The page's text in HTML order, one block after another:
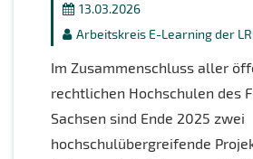
13.03.2026
Arbeitskreis E-Learning der
Im Zusammenschluss aller
rechtlichen Hochschulen des
Sachsen sind Ende 2025 zwei
hochschulübergreifende